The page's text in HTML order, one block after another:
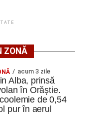
ZONĂ
acum 3 zile
Alba, prinsă
în Orăștie.
de 0,54
pur în aerul